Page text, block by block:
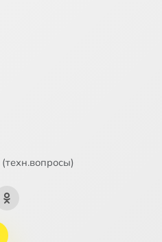
(техн.вопросы)